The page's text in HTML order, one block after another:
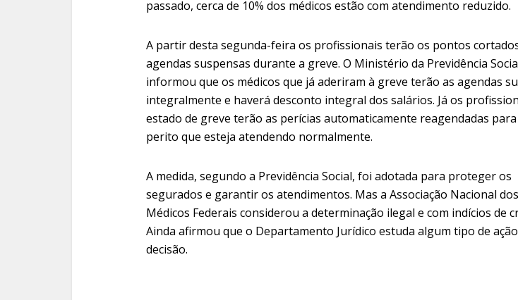
passado, cerca de 10% dos médicos estão com atendimento reduzido.
A partir desta segunda-feira os profissionais terão os pontos
agendas suspensas durante a greve. O Ministério da Previdência
informou que os médicos que já aderiram à greve terão as agendas
integralmente e haverá desconto integral dos salários. Já os
estado de greve terão as perícias automaticamente reagendadas
perito que esteja atendendo normalmente.
A medida, segundo a Previdência Social, foi adotada para proteger os
segurados e garantir os atendimentos. Mas a Associação Nacional
Médicos Federais considerou a determinação ilegal e com indícios de
Ainda afirmou que o Departamento Jurídico estuda algum tipo de
decisão.